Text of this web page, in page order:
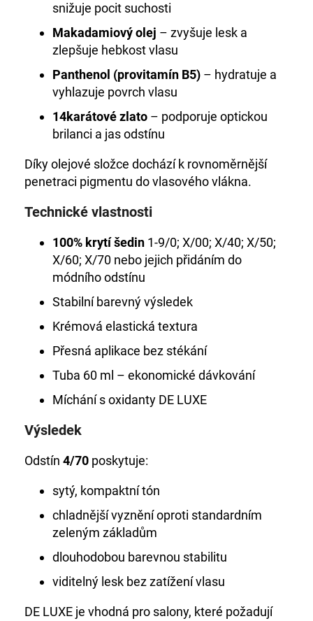
snižuje pocit suchosti
Makadamiový olej – zvyšuje lesk a
zlepšuje hebkost vlasu
Panthenol (provitamín B5) – hydratuje a
vyhlazuje povrch vlasu
14karátové zlato – podporuje optickou
brilanci a jas odstínu
Díky olejové složce dochází k rovnoměrnější
penetraci pigmentu do vlasového vlákna.
Technické vlastnosti
100% krytí šedin 1-9/0; X/00; X/40; X/50;
X/60; X/70 nebo jejich přidáním do
módního odstínu
Stabilní barevný výsledek
Krémová elastická textura
Přesná aplikace bez stékání
Tuba 60 ml – ekonomické dávkování
Míchání s oxidanty DE LUXE
Výsledek
Odstín 4/70 poskytuje:
sytý, kompaktní tón
chladnější vyznění oproti standardním
zeleným základům
dlouhodobou barevnou stabilitu
viditelný lesk bez zatížení vlasu
DE LUXE je vhodná pro salony, které požadují